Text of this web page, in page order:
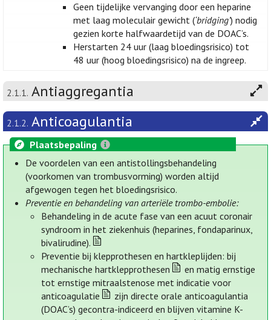
Geen tijdelijke vervanging door een heparine
met laag moleculair gewicht (‘bridging’) nodig
gezien korte halfwaardetijd van de DOAC’s.
Herstarten 24 uur (laag bloedingsrisico) tot
48 uur (hoog bloedingsrisico) na de ingreep.
2.1.1. Antiaggregantia
2.1.2. Anticoagulantia
Plaatsbepaling
De voordelen van een antistollingsbehandeling
(voorkomen van trombusvorming) worden altijd
afgewogen tegen het bloedingsrisico.
Preventie en behandeling van arteriële trombo-embolie:
Behandeling in de acute fase van een acuut coronair
syndroom in het ziekenhuis (heparines, fondaparinux,
bivalirudine).
Preventie bij klepprothesen en hartkleplijden: bij
mechanische hartklepprothesen
en matig ernstige
tot ernstige mitraalstenose met indicatie voor
anticoagulatie
zijn directe orale anticoagulantia
(DOAC’s) gecontra-indiceerd en blijven vitamine K-